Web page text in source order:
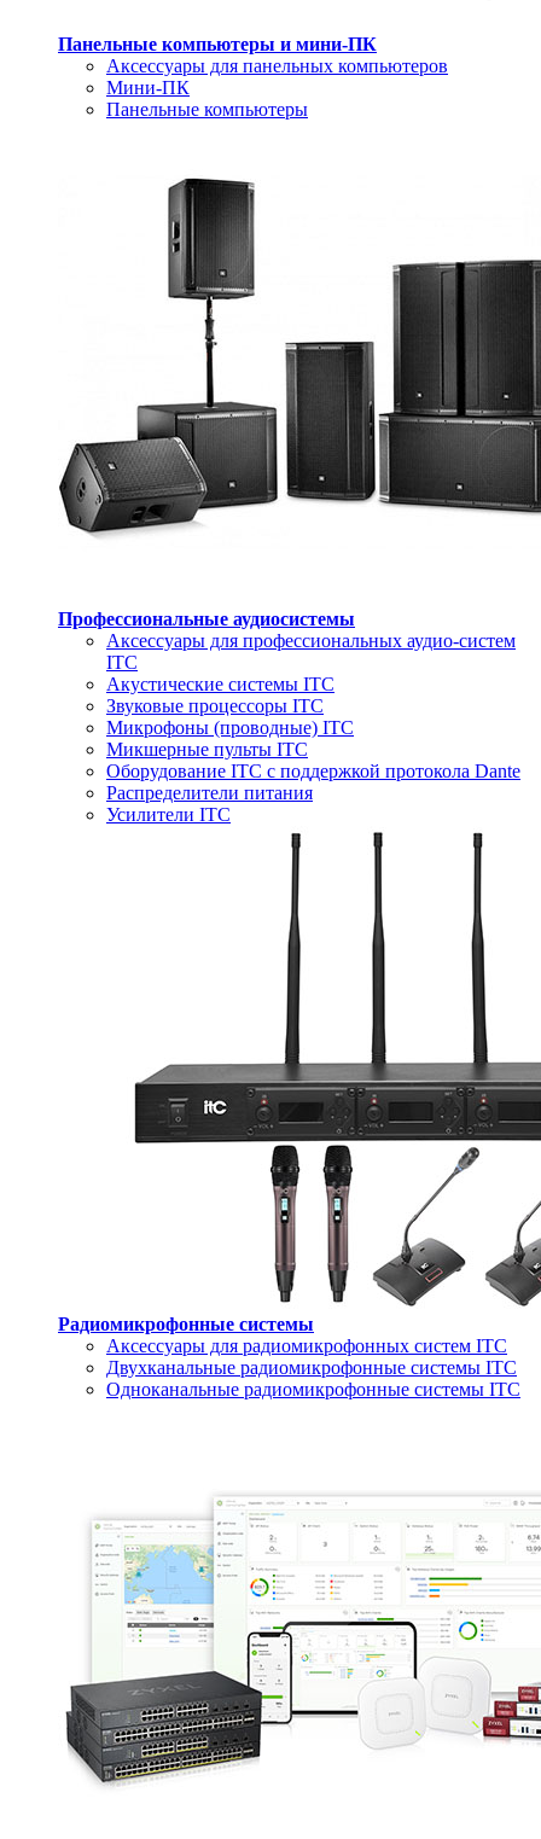
Панельные компьютеры и мини-ПК
Аксессуары для панельных компьютеров
Мини-ПК
Панельные компьютеры
Профессиональные аудиосистемы
Аксессуары для профессиональных аудио-систем
ITC
Акустические системы ITC
Звуковые процессоры ITC
Микрофоны (проводные) ITC
Микшерные пульты ITC
Оборудование ITC с поддержкой протокола Dante
Распределители питания
Усилители ITC
Радиомикрофонные системы
Аксессуары для радиомикрофонных систем ITC
Двухканальные радиомикрофонные системы ITC
Одноканальные радиомикрофонные системы ITC